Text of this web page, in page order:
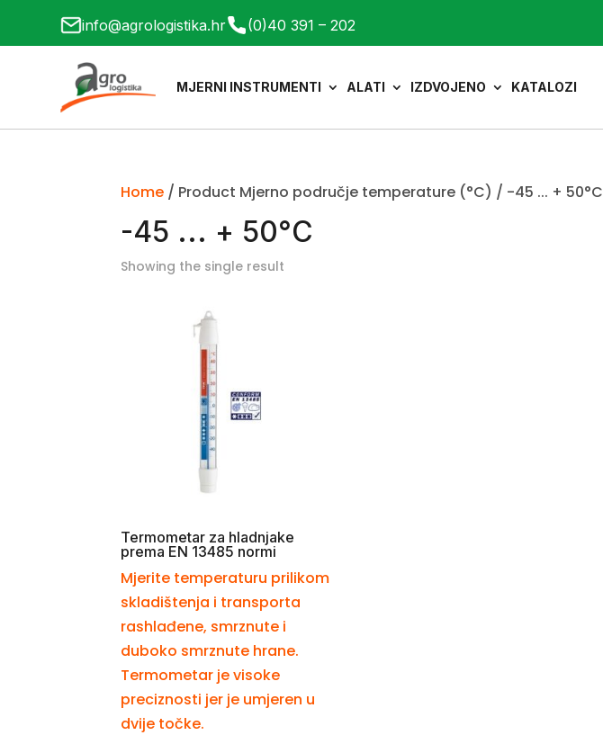
info@agrologistika.hr (0)40 391 – 202
MJERNI INSTRUMENTI ALATI IZDVOJENO KATALOZI
Home / Product Mjerno područje temperature (°C) / -45 ... + 50°C
-45 ... + 50°C
Showing the single result
Termometar za hladnjake
prema EN 13485 normi
Mjerite temperaturu prilikom
skladištenja i transporta
rashlađene, smrznute i
duboko smrznute hrane.
Termometar je visoke
preciznosti jer je umjeren u
dvije točke.